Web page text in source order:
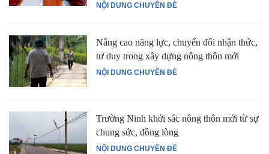
NỘI DUNG CHUYÊN ĐỀ
NỘI DUNG CHUYÊN ĐỀ
Nâng cao năng lực, chuyển đổi nhận thức,
tư duy trong xây dựng nông thôn mới
NỘI DUNG CHUYÊN ĐỀ
Trường Ninh khởi sắc nông thôn mới từ sự
chung sức, đồng lòng